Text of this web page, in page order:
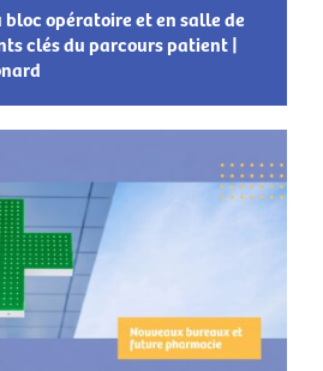
bloc opératoire et en salle de
clés du parcours patient |